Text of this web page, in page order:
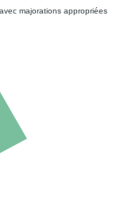
majorations appropriées